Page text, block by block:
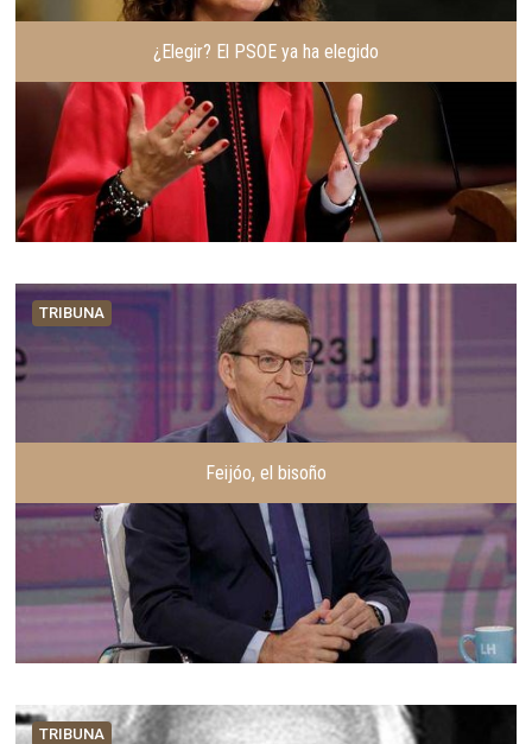
¿Elegir? El PSOE ya ha elegido
TRIBUNA
Feijóo, el bisoño
TRIBUNA